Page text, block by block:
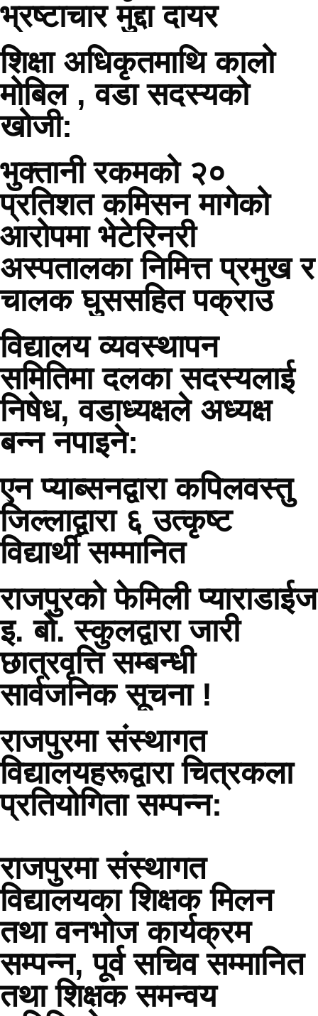
भ्रष्टाचार मुद्दा दायर
शिक्षा अधिकृतमाथि कालो
मोबिल , वडा सदस्यको
खोजी:
भुक्तानी रकमको २०
प्रतिशत कमिसन मागेको
आरोपमा भेटेरिनरी
अस्पतालका निमित्त प्रमुख र
चालक घुससहित पक्राउ
विद्यालय व्यवस्थापन
समितिमा दलका सदस्यलाई
निषेध, वडाध्यक्षले अध्यक्ष
बन्न नपाइने:
एन प्याब्सनद्वारा कपिलवस्तु
जिल्लाद्वारा ६ उत्कृष्ट
विद्यार्थी सम्मानित
राजपुरको फेमिली प्याराडाईज
इ. बो. स्कुलद्वारा जारी
छात्रवृत्ति सम्बन्धी
सार्वजनिक सूचना !
राजपुरमा संस्थागत
विद्यालयहरूद्वारा चित्रकला
प्रतियोगिता सम्पन्न:
राजपुरमा संस्थागत
विद्यालयका शिक्षक मिलन
तथा वनभोज कार्यक्रम
सम्पन्न, पूर्व सचिव सम्मानित
तथा शिक्षक समन्वय